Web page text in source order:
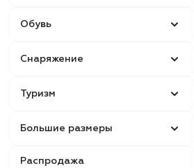
Обувь
Снаряжение
Туризм
Большие размеры
Распродажа